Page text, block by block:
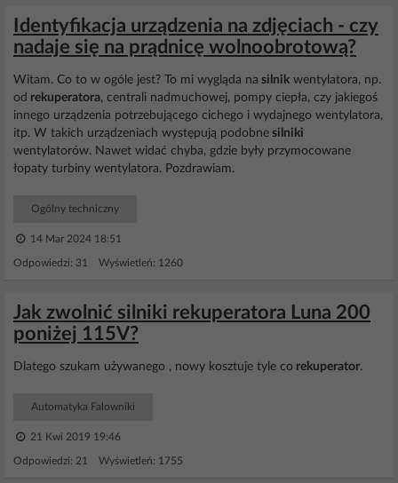
Identyfikacja urządzenia na zdjęciach - czy
nadaje się na prądnicę wolnoobrotową?
Witam. Co to w ogóle jest? To mi wygląda na silnik wentylatora, np.
od rekuperatora, centrali nadmuchowej, pompy ciepła, czy jakiegoś
innego urządzenia potrzebującego cichego i wydajnego wentylatora,
itp. W takich urządzeniach występują podobne silniki
wentylatorów. Nawet widać chyba, gdzie były przymocowane
łopaty turbiny wentylatora. Pozdrawiam.
Ogólny techniczny
14 Mar 2024 18:51
Odpowiedzi: 31 Wyświetleń: 1260
Jak zwolnić silniki rekuperatora Luna 200
poniżej 115V?
Dlatego szukam używanego , nowy kosztuje tyle co rekuperator.
Automatyka Falowniki
21 Kwi 2019 19:46
Odpowiedzi: 21 Wyświetleń: 1755